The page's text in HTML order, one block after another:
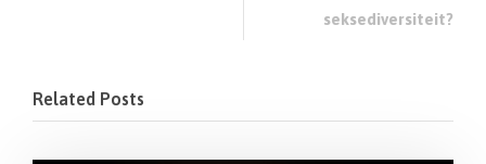
seksediversiteit?
Related Posts